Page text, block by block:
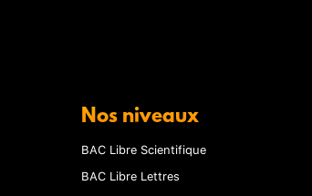
Nos niveaux
BAC Libre Scientifique
BAC Libre Lettres